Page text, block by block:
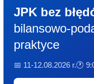
JPK bez
bilansowo-
praktyce
📅 11-12.08.2026 r.🕐